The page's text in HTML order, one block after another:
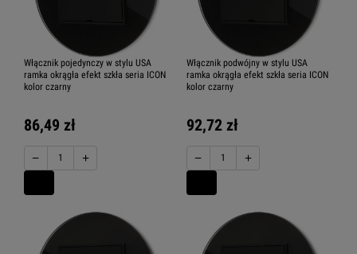
Włącznik pojedynczy w stylu USA
ramka okrągła efekt szkła seria ICON
kolor czarny
86,49 zł
− +
Włącznik podwójny w stylu USA
ramka okrągła efekt szkła seria ICON
kolor czarny
92,72 zł
− +